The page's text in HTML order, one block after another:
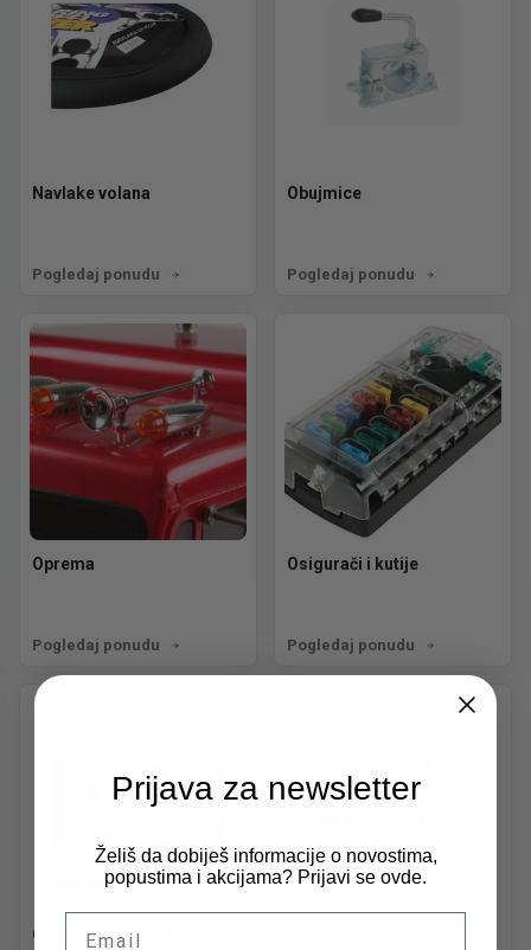
Navlake volana
Pogledaj ponudu
Obujmice
Pogledaj ponudu
Oprema
Pogledaj ponudu
Osigurači i kutije
Pogledaj ponudu
Održavanje i nega
Prijava za newsletter
Želiš da dobiješ informacije o novostima,
popustima i akcijama? Prijavi se ovde.